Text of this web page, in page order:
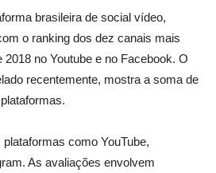
brasileira de social vídeo,
o ranking dos dez canais mais
no Youtube e no Facebook. O
recentemente, mostra a soma de
como YouTube,
As avaliações envolvem